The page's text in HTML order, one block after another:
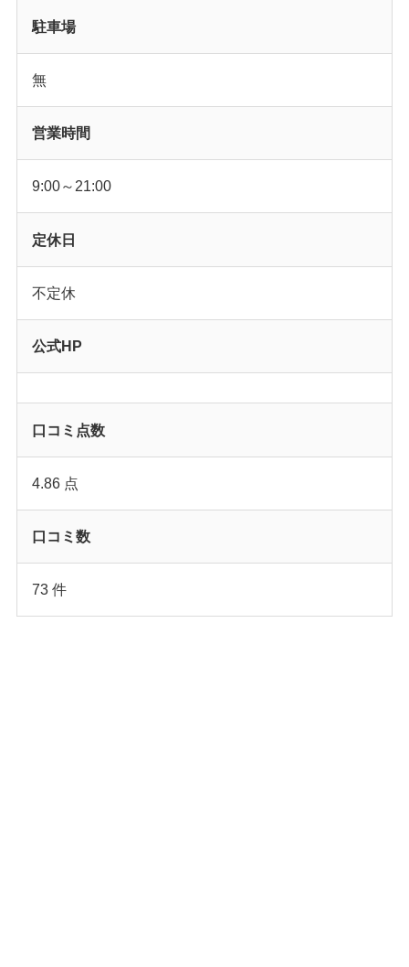
駐車場
無
営業時間
9:00～21:00
定休日
不定休
公式HP
口コミ点数
4.86 点
口コミ数
73 件